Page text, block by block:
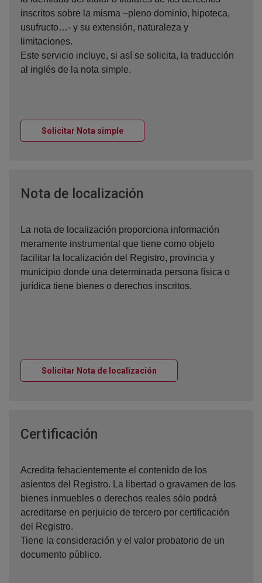
inscritos sobre la misma –pleno dominio, hipoteca,
usufructo…- y su extensión, naturaleza y
limitaciones.
Este servicio incluye, si así se solicita, la traducción
al inglés de la nota simple.
Solicitar Nota simpleVentana nueva
Nota de localización
La nota de localización proporciona información
meramente instrumental que tiene como objeto
facilitar la localización del Registro, provincia y
municipio donde una determinada persona física o
jurídica tiene bienes o derechos inscritos.
Solicitar Nota de localización
Certificación
Acredita fehacientemente el contenido de los
asientos del Registro. La libertad o gravamen de los
bienes inmuebles o derechos reales sólo podrá
acreditarse en perjuicio de tercero por certificación
del Registro.
Tiene la consideración y el valor probatorio de un
documento público.